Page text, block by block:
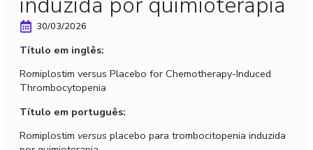
30/03/2026
Título em inglês:
Romiplostim versus Placebo for Chemotherapy-Induced
Thrombocytopenia
Título em português:
Romiplostim versus placebo para trombocitopenia induzida